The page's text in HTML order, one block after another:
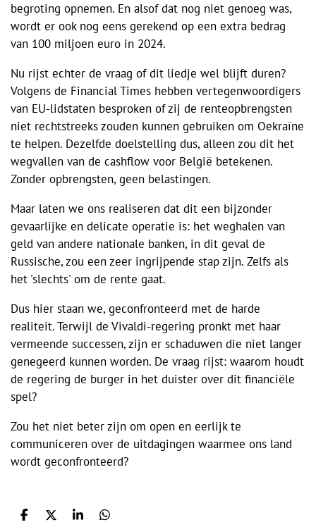
begroting opnemen. En alsof dat nog niet genoeg was,
wordt er ook nog eens gerekend op een extra bedrag
van 100 miljoen euro in 2024.
Nu rijst echter de vraag of dit liedje wel blijft duren?
Volgens de Financial Times hebben vertegenwoordigers
van EU-lidstaten besproken of zij de renteopbrengsten
niet rechtstreeks zouden kunnen gebruiken om Oekraïne
te helpen. Dezelfde doelstelling dus, alleen zou dit het
wegvallen van de cashflow voor België betekenen.
Zonder opbrengsten, geen belastingen.
Maar laten we ons realiseren dat dit een bijzonder
gevaarlijke en delicate operatie is: het weghalen van
geld van andere nationale banken, in dit geval de
Russische, zou een zeer ingrijpende stap zijn. Zelfs als
het 'slechts' om de rente gaat.
Dus hier staan we, geconfronteerd met de harde
realiteit. Terwijl de Vivaldi-regering pronkt met haar
vermeende successen, zijn er schaduwen die niet langer
genegeerd kunnen worden. De vraag rijst: waarom houdt
de regering de burger in het duister over dit financiële
spel?
Zou het niet beter zijn om open en eerlijk te
communiceren over de uitdagingen waarmee ons land
wordt geconfronteerd?
D
D
S
D